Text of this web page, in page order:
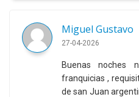
Miguel Gustavo
27-04-2026
Buenas noches
franquicias ,
de san Juan